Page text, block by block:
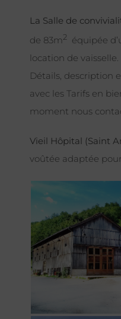
La Salle de
de 83m2 équipée
location de vaisselle.
Détails, description
avec les Tarifs en
moment nous
Vieil Hôpital (Saint
voûtée adaptée